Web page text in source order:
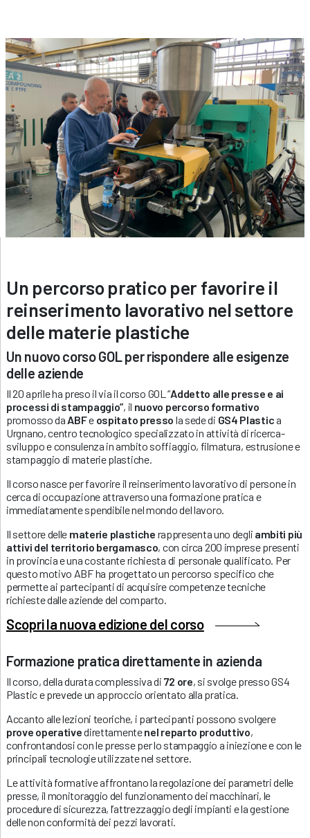
Un percorso pratico per favorire il
reinserimento lavorativo nel settore
delle materie plastiche
Un nuovo corso GOL per rispondere alle esigenze
delle aziende
Il 20 aprile ha preso il via il corso GOL “Addetto alle presse e ai
processi di stampaggio”, il nuovo percorso formativo
promosso da ABFe ospitato presso la sede di GS4 Plastica
Urgnano, centro tecnologico specializzato in attività di ricerca-
sviluppo e consulenza in ambito soffiaggio, filmatura, estrusione e
stampaggio di materie plastiche.
Il corso nasce per favorire il reinserimento lavorativo di persone in
cerca di occupazione attraverso una formazione pratica e
immediatamente spendibile nel mondo del lavoro.
Il settore delle materie plastiche rappresenta uno degli ambiti più
attivi del territorio bergamasco, con circa 200 imprese presenti
in provincia e una costante richiesta di personale qualificato. Per
questo motivo ABF ha progettato un percorso specifico che
permette ai partecipanti di acquisire competenze tecniche
richieste dalle aziende del comparto.
Scopri la nuova edizione del corso
Formazione pratica direttamente in azienda
Il corso, della durata complessiva di 72 ore, si svolge presso GS4
Plastic e prevede un approccio orientato alla pratica.
Accanto alle lezioni teoriche, i partecipanti possono svolgere
prove operativedirettamentenel reparto produttivo,
confrontandosi con le presse per lo stampaggio a iniezione e con le
principali tecnologie utilizzate nel settore.
Le attività formative affrontano la regolazione dei parametri delle
presse, il monitoraggio del funzionamento dei macchinari, le
procedure di sicurezza, l’attrezzaggio degli impianti e la gestione
delle non conformità dei pezzi lavorati.